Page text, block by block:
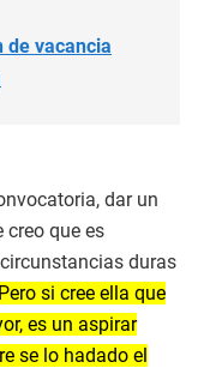
de vacancia
dar un
creo que es
duras
Pero si cree ella que
es un aspirar
se lo hadado el